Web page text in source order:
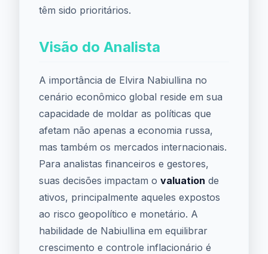
têm sido prioritários.
Visão do Analista
A importância de Elvira Nabiullina no
cenário econômico global reside em sua
capacidade de moldar as políticas que
afetam não apenas a economia russa,
mas também os mercados internacionais.
Para analistas financeiros e gestores,
suas decisões impactam o valuation de
ativos, principalmente aqueles expostos
ao risco geopolítico e monetário. A
habilidade de Nabiullina em equilibrar
crescimento e controle inflacionário é